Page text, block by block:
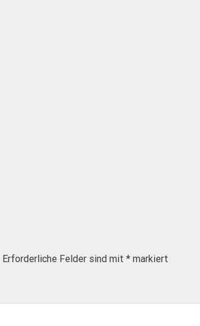
Erforderliche Felder sind mit * markiert